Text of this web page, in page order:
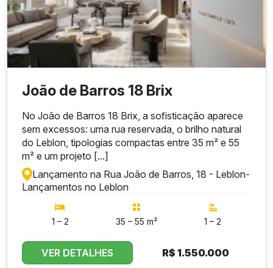
João de Barros 18 Brix
No João de Barros 18 Brix, a sofisticação aparece
sem excessos: uma rua reservada, o brilho natural
do Leblon, tipologias compactas entre 35 m² e 55
m² e um projeto [...]
Lançamento na Rua João de Barros, 18 - Leblon-
Lançamentos no Leblon
1 – 2 35 – 55 m² 1 – 2
VER DETALHES R$ 1.550.000